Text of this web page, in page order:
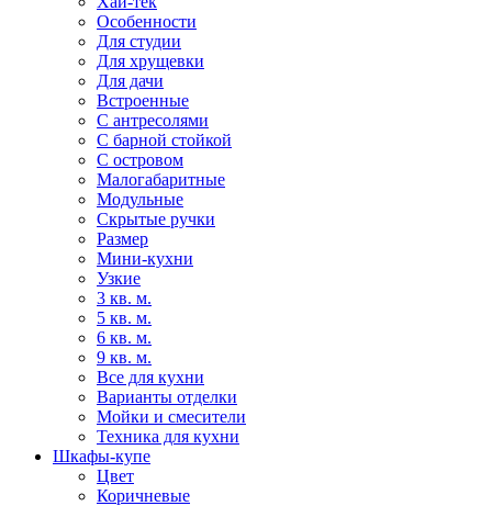
Особенности
Для студии
Для хрущевки
Для дачи
Встроенные
С антресолями
С барной стойкой
С островом
Малогабаритные
Модульные
Скрытые ручки
Размер
Мини-кухни
Узкие
3 кв. м.
5 кв. м.
6 кв. м.
9 кв. м.
Все для кухни
Варианты отделки
Мойки и смесители
Техника для кухни
Шкафы-купе
Цвет
Коричневые